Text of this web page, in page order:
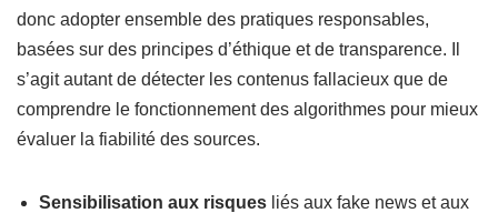
donc adopter ensemble des pratiques responsables,
basées sur des principes d’éthique et de transparence. Il
s’agit autant de détecter les contenus fallacieux que de
comprendre le fonctionnement des algorithmes pour mieux
évaluer la fiabilité des sources.
Sensibilisation aux risques liés aux fake news et aux